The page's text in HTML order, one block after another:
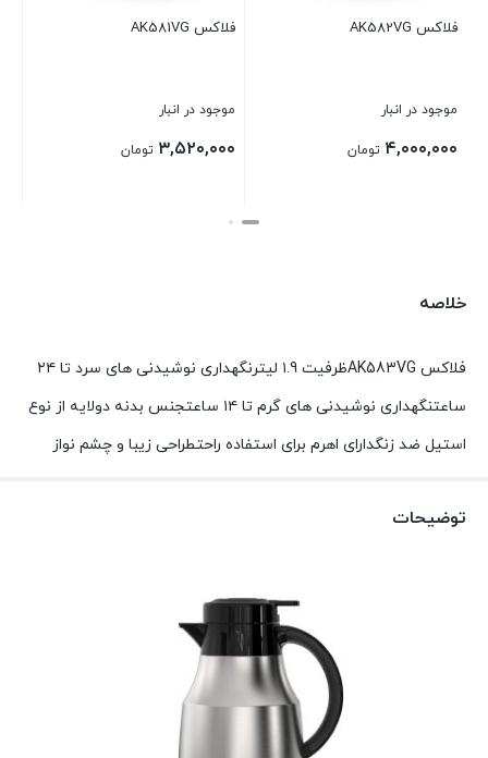
در انبار
تومان
موجود در انبار
۳,۵۲۰,۰۰۰ تومان
بستن
خلاصه
فلاکس AK583VGظرفیت ۱.9 لیترنگهداری نوشیدنی های سرد تا ۲۴
ساعتنگهداری نوشیدنی های گرم تا ۱۴ ساعتجنس بدنه دولایه از نوع
استیل ضد زنگدارای اهرم برای استفاده راحتطراحی زیبا و چشم نواز
توضیحات